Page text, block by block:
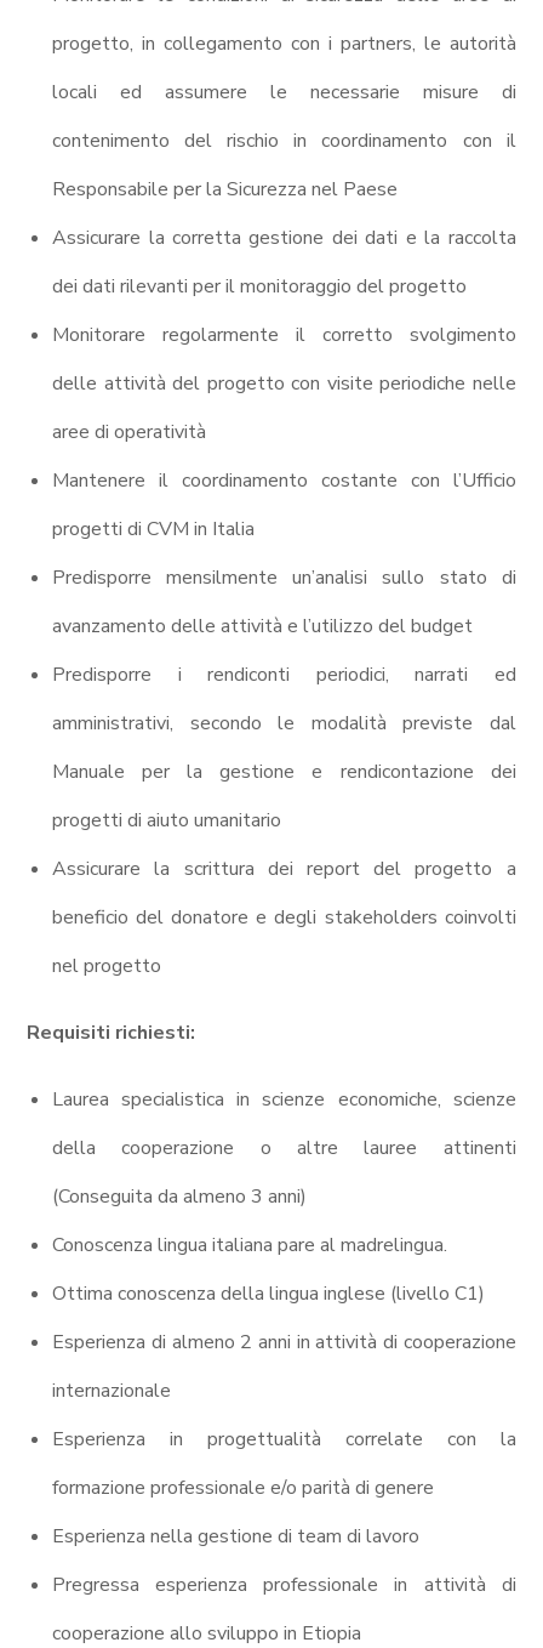
progetto, in collegamento con i partners, le autorità
locali ed assumere le necessarie misure di
contenimento del rischio in coordinamento con il
Responsabile per la Sicurezza nel Paese
Assicurare la corretta gestione dei dati e la raccolta
dei dati rilevanti per il monitoraggio del progetto
Monitorare regolarmente il corretto svolgimento
delle attività del progetto con visite periodiche nelle
aree di operatività
Mantenere il coordinamento costante con l’Ufficio
progetti di CVM in Italia
Predisporre mensilmente un’analisi sullo stato di
avanzamento delle attività e l’utilizzo del budget
Predisporre i rendiconti periodici, narrati ed
amministrativi, secondo le modalità previste dal
Manuale per la gestione e rendicontazione dei
progetti di aiuto umanitario
Assicurare la scrittura dei report del progetto a
beneficio del donatore e degli stakeholders coinvolti
nel progetto
Requisiti richiesti:
Laurea specialistica in scienze economiche, scienze
della cooperazione o altre lauree attinenti
(Conseguita da almeno 3 anni)
Conoscenza lingua italiana pare al madrelingua.
Ottima conoscenza della lingua inglese (livello C1)
Esperienza di almeno 2 anni in attività di cooperazione
internazionale
Esperienza in progettualità correlate con la
formazione professionale e/o parità di genere
Esperienza nella gestione di team di lavoro
Pregressa esperienza professionale in attività di
cooperazione allo sviluppo in Etiopia